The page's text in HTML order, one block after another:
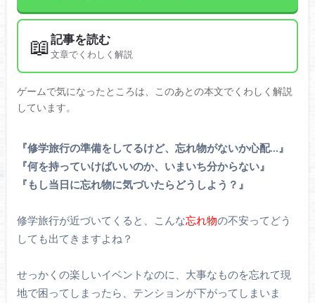
📖記事を読む
文章でくわしく解説
ゲームで気になったところは、このあとの本文でくわしく解説
しています。
『修学旅行の準備をしてるけど、忘れ物がないか心配…』
『何を持っていけばいいのか、いまいち分からない』
『もし当日に忘れ物に気づいたらどうしよう？』
修学旅行が近づいてくると、こんな忘れ物の不安ってどう
しても出てきますよね？
せっかくの楽しいイベントなのに、大事なものを忘れて現
地で困ってしまったら、テンションが下がってしまいま